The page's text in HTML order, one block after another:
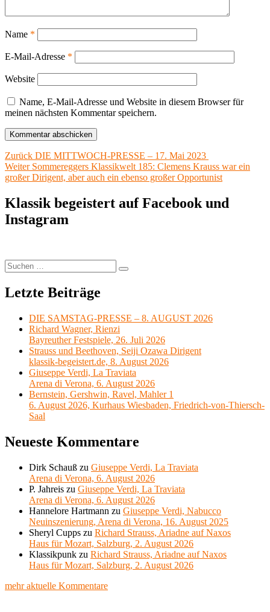
Name *
E-Mail-Adresse *
Website
Name, E-Mail-Adresse und Website in diesem Browser für
meinen nächsten Kommentar speichern.
Beitragsnavigation
Zurück Vorheriger
Beitrag:
DIE MITTWOCH-PRESSE – 17. Mai 2023
Weiter Nächster
Beitrag:
Sommereggers Klassikwelt 185: Clemens Krauss war ein
großer Dirigent, aber auch ein ebenso großer Opportunist
Klassik begeistert auf Facebook und
Instagram
Suchen
nach:
Suchen
Letzte Beiträge
DIE SAMSTAG-PRESSE – 8. AUGUST 2026
Richard Wagner, Rienzi
Bayreuther Festspiele, 26. Juli 2026
Strauss und Beethoven, Seiji Ozawa Dirigent
klassik-begeistert.de, 8. August 2026
Giuseppe Verdi, La Traviata
Arena di Verona, 6. August 2026
Bernstein, Gershwin, Ravel, Mahler 1
6. August 2026, Kurhaus Wiesbaden, Friedrich-von-Thiersch-
Saal
Neueste Kommentare
Dirk Schauß zu Giuseppe Verdi, La Traviata
Arena di Verona, 6. August 2026
P. Jahreis zu Giuseppe Verdi, La Traviata
Arena di Verona, 6. August 2026
Hannelore Hartmann zu Giuseppe Verdi, Nabucco
Neuinszenierung, Arena di Verona, 16. August 2025
Sheryl Cupps zu Richard Strauss, Ariadne auf Naxos
Haus für Mozart, Salzburg, 2. August 2026
Klassikpunk zu Richard Strauss, Ariadne auf Naxos
Haus für Mozart, Salzburg, 2. August 2026
mehr aktuelle Kommentare